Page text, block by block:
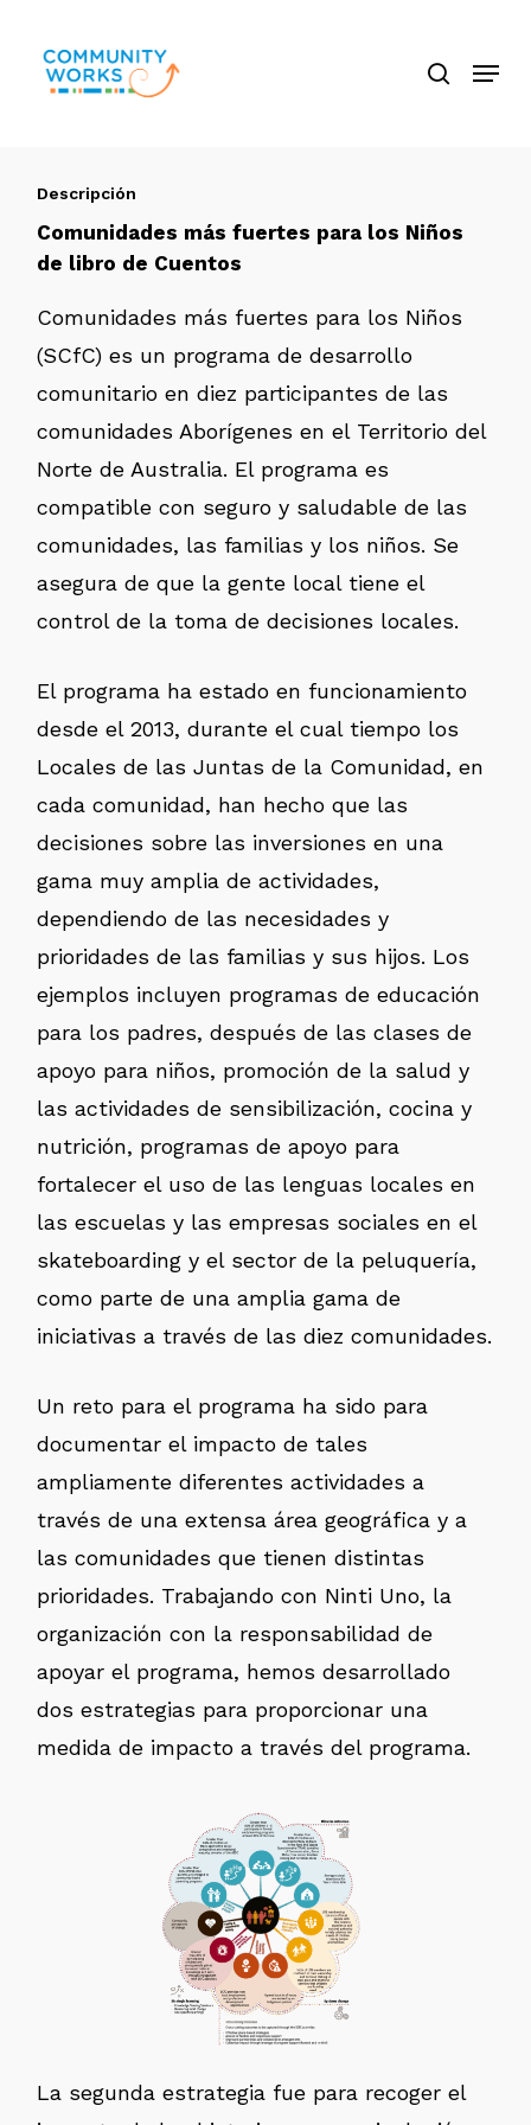
contenido
Menú
Descripción
Comunidades más fuertes para los Niños
de libro de Cuentos
Comunidades más fuertes para los Niños
(SCfC) es un programa de desarrollo
comunitario en diez participantes de las
comunidades Aborígenes en el Territorio del
Norte de Australia. El programa es
compatible con seguro y saludable de las
comunidades, las familias y los niños. Se
asegura de que la gente local tiene el
control de la toma de decisiones locales.
El programa ha estado en funcionamiento
desde el 2013, durante el cual tiempo los
Locales de las Juntas de la Comunidad, en
cada comunidad, han hecho que las
decisiones sobre las inversiones en una
gama muy amplia de actividades,
dependiendo de las necesidades y
prioridades de las familias y sus hijos. Los
ejemplos incluyen programas de educación
para los padres, después de las clases de
apoyo para niños, promoción de la salud y
las actividades de sensibilización, cocina y
nutrición, programas de apoyo para
fortalecer el uso de las lenguas locales en
las escuelas y las empresas sociales en el
skateboarding y el sector de la peluquería,
como parte de una amplia gama de
iniciativas a través de las diez comunidades.
Un reto para el programa ha sido para
documentar el impacto de tales
ampliamente diferentes actividades a
través de una extensa área geográfica y a
las comunidades que tienen distintas
prioridades. Trabajando con Ninti Uno, la
organización con la responsabilidad de
apoyar el programa, hemos desarrollado
dos estrategias para proporcionar una
medida de impacto a través del programa.
La segunda estrategia fue para recoger el